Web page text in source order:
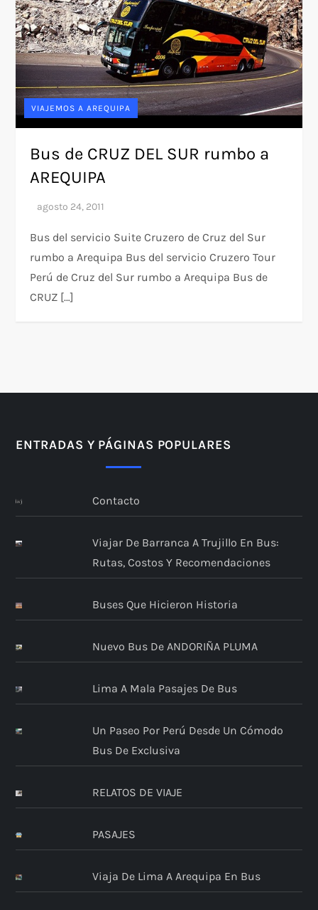
VIAJEMOS A AREQUIPA
Bus de CRUZ DEL SUR rumbo a
AREQUIPA
Bus del servicio Suite Cruzero de Cruz del Sur
rumbo a Arequipa Bus del servicio Cruzero Tour
Perú de Cruz del Sur rumbo a Arequipa Bus de
CRUZ […]
ENTRADAS Y PÁGINAS POPULARES
Contacto
Viajar De Barranca A Trujillo En Bus:
Rutas, Costos Y Recomendaciones
Buses Que Hicieron Historia
Nuevo Bus De ANDORIÑA PLUMA
Lima A Mala Pasajes De Bus
Un Paseo Por Perú Desde Un Cómodo
Bus De Exclusiva
RELATOS DE VIAJE
PASAJES
Viaja De Lima A Arequipa En Bus